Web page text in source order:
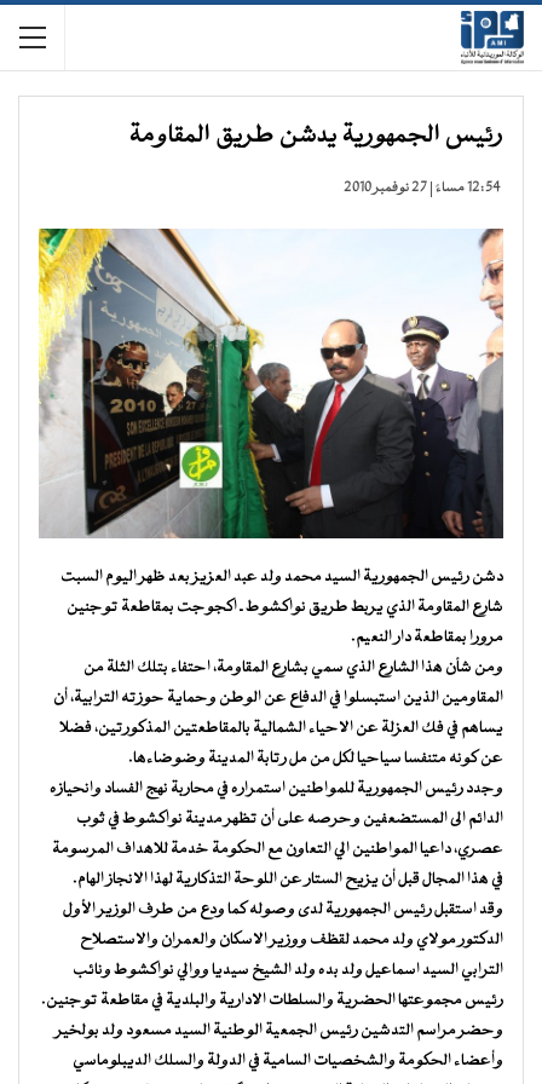
رئيس الجمهورية يدشن طريق المقاومة
12:54 مساءً | 27 نوفمبر 2010
دشن رئيس الجمهورية السيد محمد ولد عبد العزيز بعد ظهر اليوم السبت
شارع المقاومة الذي يربط طريق نواكشوط ـ اكجوجت بمقاطعة توجنين
مرورا بمقاطعة دار النعيم.
ومن شأن هذا الشارع الذي سمي بشارع المقاومة، احتفاء بتلك الثلة من
المقاومين الذين استبسلوا في الدفاع عن الوطن وحماية حوزته الترابية، أن
يساهم في فك العزلة عن الاحياء الشمالية بالمقاطعتين المذكورتين، فضلا
عن كونه متنفسا سياحيا لكل من مل رتابة المدينة وضوضاءها.
وجدد رئيس الجمهورية للمواطنين استمراره في محاربة نهج الفساد وانحيازه
الدائم الى المستضعفين وحرصه على أن تظهر مدينة نواكشوط في ثوب
عصري، داعيا المواطنين الي التعاون مع الحكومة خدمة للاهداف المرسومة
في هذا المجال قبل أن يزيح الستار عن اللوحة التذكارية لهذا الانجاز الهام.
وقد استقبل رئيس الجمهورية لدى وصوله كما ودع من طرف الوزير الأول
الدكتور مولاي ولد محمد لقظف ووزير الاسكان والعمران والاستصلاح
الترابي السيد اسماعيل ولد بده ولد الشيخ سيديا ووالي نواكشوط ونائب
رئيس مجموعتها الحضرية والسلطات الادارية والبلدية في مقاطعة توجنين.
وحضر مراسم التدشين رئيس الجمعية الوطنية السيد مسعود ولد بولخير
وأعضاء الحكومة والشخصيات السامية في الدولة والسلك الديبلوماسي